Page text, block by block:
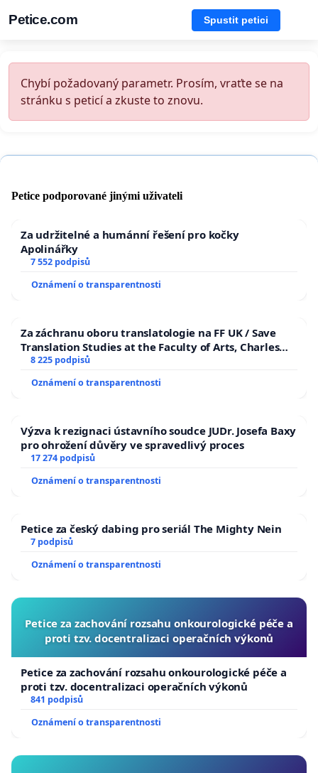
Petice.com Spustit petici
Chybí požadovaný parametr. Prosím, vraťte se na
stránku s peticí a zkuste to znovu.
Petice podporované jinými uživateli
Za udržitelné a humánní řešení pro kočky
Apolinářky
7 552 podpisů
Oznámení o transparentnosti
Za záchranu oboru translatologie na FF UK / Save
Translation Studies at the Faculty of Arts, Charles
University
8 225 podpisů
Oznámení o transparentnosti
Výzva k rezignaci ústavního soudce JUDr. Josefa Baxy
pro ohrožení důvěry ve spravedlivý proces
17 274 podpisů
Oznámení o transparentnosti
Petice za český dabing pro seriál The Mighty Nein
7 podpisů
Oznámení o transparentnosti
Petice za zachování rozsahu onkourologické péče a
proti tzv. docentralizaci operačních výkonů
Petice za zachování rozsahu onkourologické péče a
proti tzv. docentralizaci operačních výkonů
841 podpisů
Oznámení o transparentnosti